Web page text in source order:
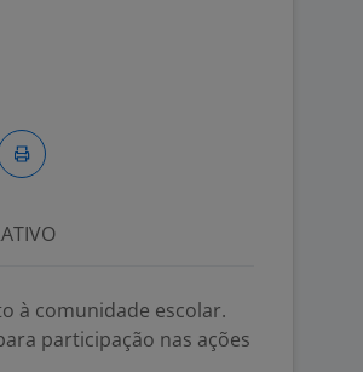
à comunidade escolar.
participação nas ações